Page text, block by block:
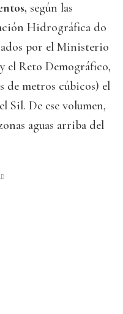
según las
Hidrográfica do
por el Ministerio
el Reto Demográfico,
de metros cúbicos) el
Sil. De ese volumen,
aguas arriba del